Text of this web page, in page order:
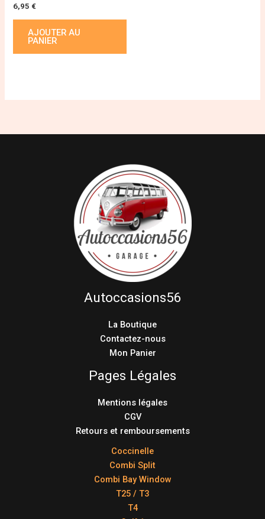
6,95 €
AJOUTER AU
PANIER
Autoccasions56
La Boutique
Contactez-nous
Mon Panier
Pages Légales
Mentions légales
CGV
Retours et remboursements
Coccinelle
Combi Split
Combi Bay Window
T25 / T3
T4